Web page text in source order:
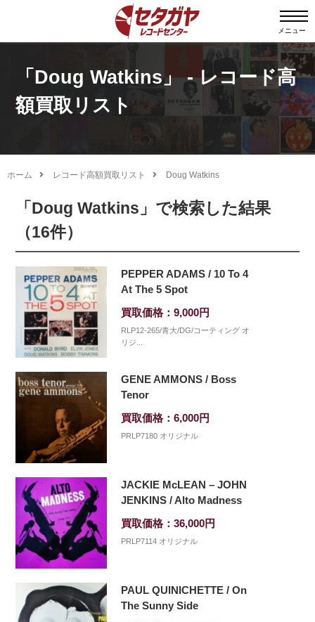
メニュー
「Doug Watkins」 - レコード高
額買取リスト
ホーム レコード高額買取リスト Doug Watkins
「Doug Watkins」で検索した結果
（16件）
PEPPER ADAMS / 10 To 4
At The 5 Spot
買取価格：9,000円
RLP12-265/青大/DG/コーティング オ
リジ...
GENE AMMONS / Boss
Tenor
買取価格：6,000円
PRLP7180 オリジナル
JACKIE McLEAN – JOHN
JENKINS / Alto Madness
買取価格：36,000円
PRLP7114 オリジナル
PAUL QUINICHETTE / On
The Sunny Side